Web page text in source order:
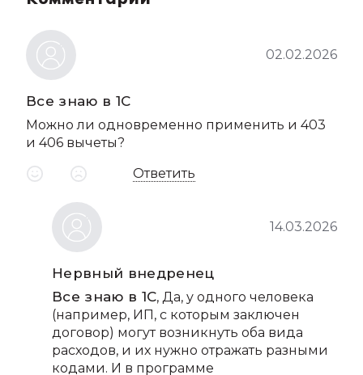
Все знаю в 1С
02.02.2026
Можно ли одновременно применить и 403
и 406 вычеты?
Ответить
Нервный внедренец
14.03.2026
Все знаю в 1С, Да, у одного человека
(например, ИП, с которым заключен
договор) могут возникнуть оба вида
расходов, и их нужно отражать разными
кодами. И в программе